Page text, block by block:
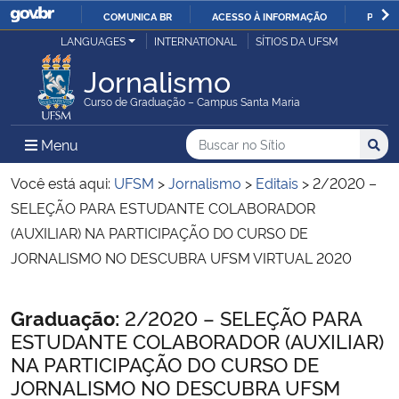
IR
O
COMUNICA BR ACESSO À INFORMAÇÃO
Ministério da Justiça e Segurança Pública
Ministério da Defesa
Ministério das Relações Exteriores
Ministério da Economia
Ministério da Agricultura, Pecuária e Abastecimento
Ministério da Educação
LANGUAGES INTERNATIONAL SÍTIOS DA UFSM
Jornalismo
Curso de Graduação – Campus Santa Maria
Menu Menu Principal do Sítio
Busca
Buscar no no Sítio
Busca:
Você está aqui: UFSM >Jornalismo > Editais >2/2020 –
SELEÇÃO PARA ESTUDANTE COLABORADOR
(AUXILIAR) NA PARTICIPAÇÃO DO CURSO DE
JORNALISMO NO DESCUBRA UFSM VIRTUAL 2020
Início do conteúdo
Graduação: 2/2020 – SELEÇÃO PARA
ESTUDANTE COLABORADOR (AUXILIAR)
NA PARTICIPAÇÃO DO CURSO DE
JORNALISMO NO DESCUBRA UFSM